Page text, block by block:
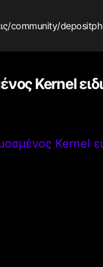
/community/
Kernel
Kernel